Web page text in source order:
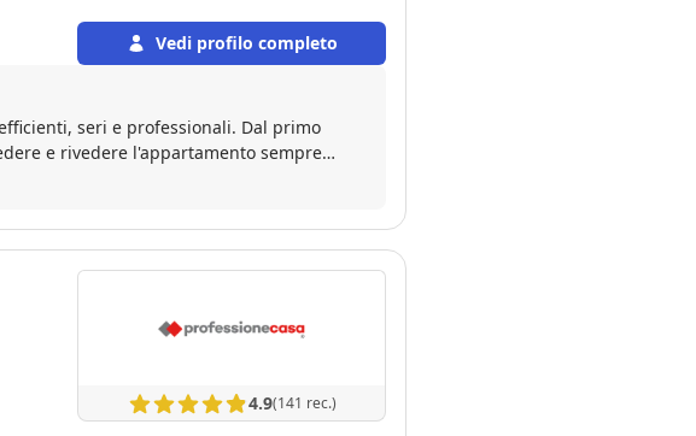
Vedi profilo completo
seri e professionali. Dal primo
e rivedere l'appartamento sempre
documenti e altro con Federica, sempre
ha dimostrato sempre serietà e
Si è stabilito dall'inizio un prezioso
4.9(141 rec.)